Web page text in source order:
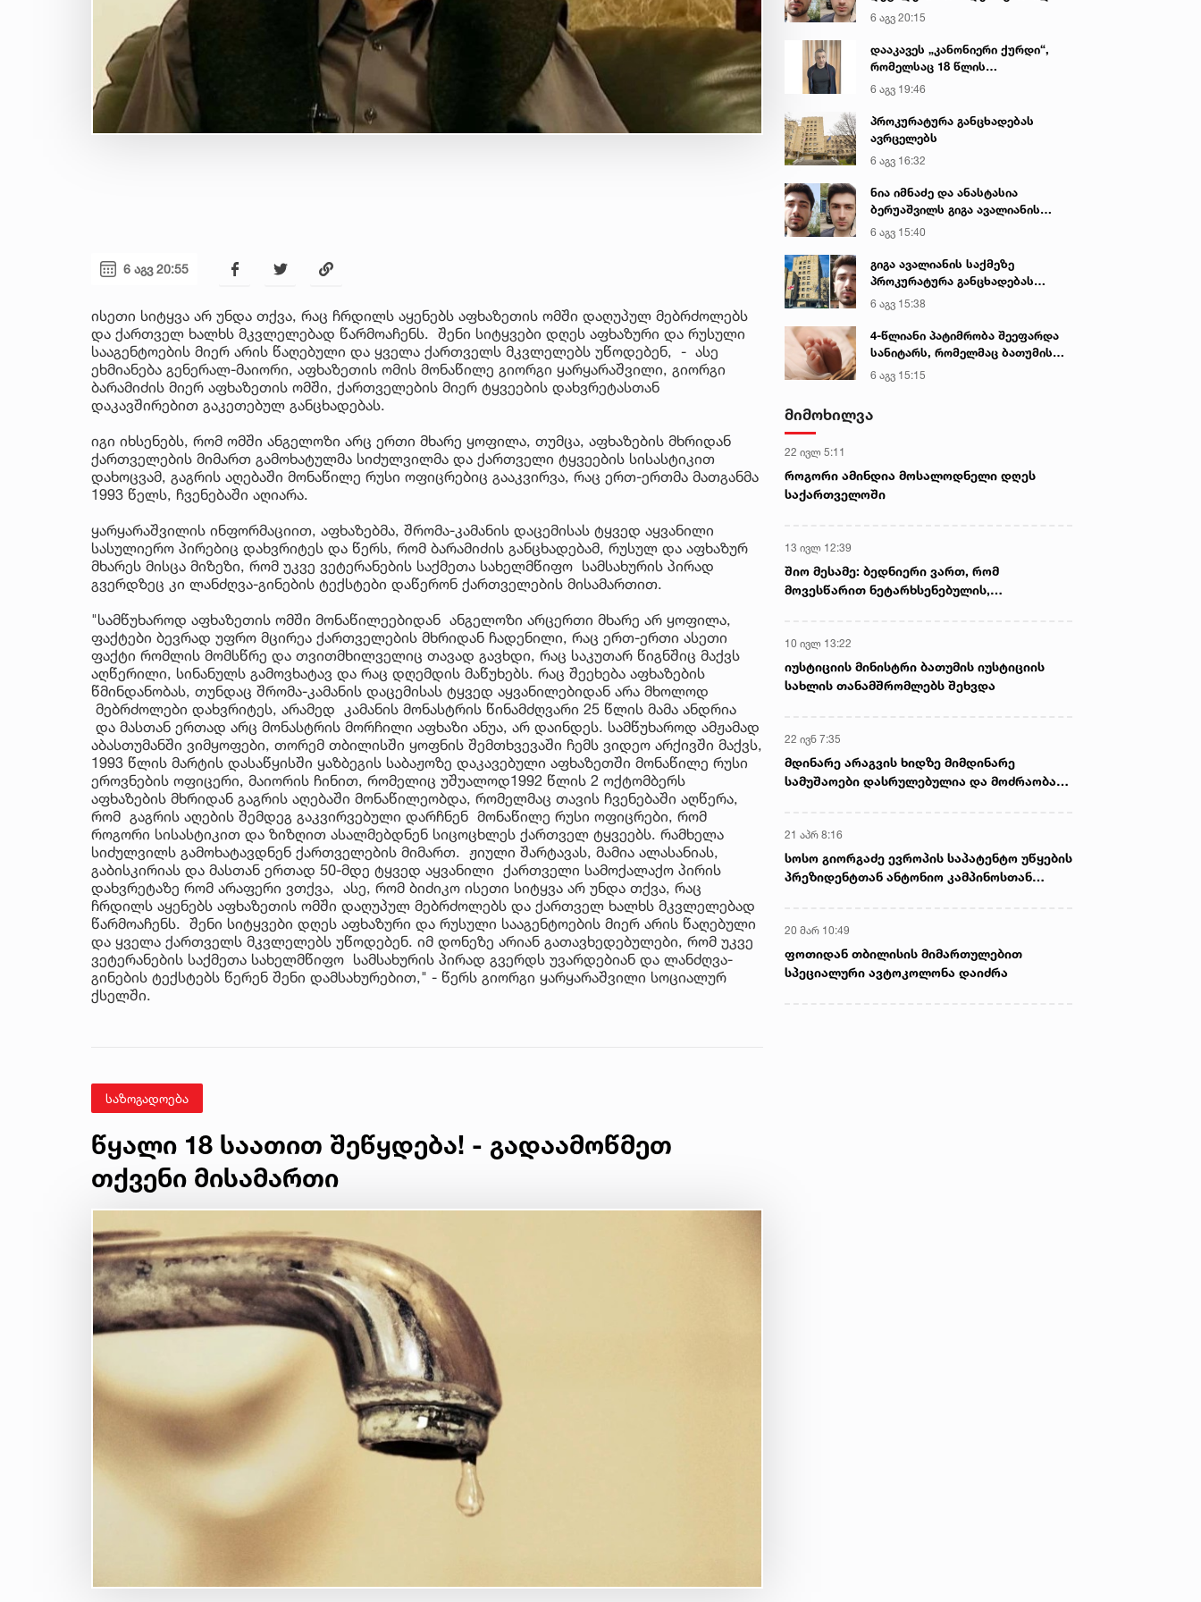
6 აგვ 20:55
ისეთი სიტყვა არ უნდა თქვა, რაც ჩრდილს აყენებს აფხაზეთის ომში დაღუპულ მებრძოლებს
და ქართველ ხალხს მკვლელებად წარმოაჩენს. შენი სიტყვები დღეს აფხაზური და რუსული
სააგენტოების მიერ არის წაღებული და ყველა ქართველს მკვლელებს უწოდებენ, - ასე
ეხმიანება გენერალ-მაიორი, აფხაზეთის ომის მონაწილე გიორგი ყარყარაშვილი, გიორგი
ბარამიძის მიერ აფხაზეთის ომში, ქართველების მიერ ტყვეების დახვრეტასთან
დაკავშირებით გაკეთებულ განცხადებას.
იგი იხსენებს, რომ ომში ანგელოზი არც ერთი მხარე ყოფილა, თუმცა, აფხაზების მხრიდან
ქართველების მიმართ გამოხატულმა სიძულვილმა და ქართველი ტყვეების სისასტიკით
დახოცვამ, გაგრის აღებაში მონაწილე რუსი ოფიცრებიც გააკვირვა, რაც ერთ-ერთმა მათგანმა
1993 წელს, ჩვენებაში აღიარა.
ყარყარაშვილის ინფორმაციით, აფხაზებმა, შრომა-კამანის დაცემისას ტყვედ აყვანილი
სასულიერო პირებიც დახვრიტეს და წერს, რომ ბარამიძის განცხადებამ, რუსულ და აფხაზურ
მხარეს მისცა მიზეზი, რომ უკვე ვეტერანების საქმეთა სახელმწიფო სამსახურის პირად
გვერდზეც კი ლანძღვა-გინების ტექსტები დაწერონ ქართველების მისამართით.
"სამწუხაროდ აფხაზეთის ომში მონაწილეებიდან ანგელოზი არცერთი მხარე არ ყოფილა,
ფაქტები ბევრად უფრო მცირეა ქართველების მხრიდან ჩადენილი, რაც ერთ-ერთი ასეთი
ფაქტი რომლის მომსწრე და თვითმხილველიც თავად გავხდი, რაც საკუთარ წიგნშიც მაქვს
აღწერილი, სინანულს გამოვხატავ და რაც დღემდის მაწუხებს. რაც შეეხება აფხაზების
წმინდანობას, თუნდაც შრომა-კამანის დაცემისას ტყვედ აყვანილებიდან არა მხოლოდ
მებრძოლები დახვრიტეს, არამედ კამანის მონასტრის წინამძღვარი 25 წლის მამა ანდრია
და მასთან ერთად არც მონასტრის მორჩილი აფხაზი ანუა, არ დაინდეს. სამწუხაროდ ამჟამად
აბასთუმანში ვიმყოფები, თორემ თბილისში ყოფნის შემთხვევაში ჩემს ვიდეო არქივში მაქვს,
1993 წლის მარტის დასაწყისში ყაზბეგის საბაჟოზე დაკავებული აფხაზეთში მონაწილე რუსი
ეროვნების ოფიცერი, მაიორის ჩინით, რომელიც უშუალოდ1992 წლის 2 ოქტომბერს
აფხაზების მხრიდან გაგრის აღებაში მონაწილეობდა, რომელმაც თავის ჩვენებაში აღწერა,
რომ გაგრის აღების შემდეგ გაკვირვებული დარჩნენ მონაწილე რუსი ოფიცრები, რომ
როგორი სისასტიკით და ზიზღით ასალმებდნენ სიცოცხლეს ქართველ ტყვეებს. რამხელა
სიძულვილს გამოხატავდნენ ქართველების მიმართ. ჟიული შარტავას, მამია ალასანიას,
გაბისკირიას და მასთან ერთად 50-მდე ტყვედ აყვანილი ქართველი სამოქალაქო პირის
დახვრეტაზე რომ არაფერი ვთქვა, ასე, რომ ბიძიკო ისეთი სიტყვა არ უნდა თქვა, რაც
ჩრდილს აყენებს აფხაზეთის ომში დაღუპულ მებრძოლებს და ქართველ ხალხს მკვლელებად
წარმოაჩენს. შენი სიტყვები დღეს აფხაზური და რუსული სააგენტოების მიერ არის წაღებული
და ყველა ქართველს მკვლელებს უწოდებენ. იმ დონეზე არიან გათავხედებულები, რომ უკვე
ვეტერანების საქმეთა სახელმწიფო სამსახურის პირად გვერდს უვარდებიან და ლანძღვა-
გინების ტექსტებს წერენ შენი დამსახურებით," - წერს გიორგი ყარყარაშვილი სოციალურ
ქსელში.
საზოგადოება
წყალი 18 საათით შეწყდება! - გადაამოწმეთ
თქვენი მისამართი
გიგა ავალიანის მკვლელობაზე
6 აგვ 20:15
დააკავეს „კანონიერი ქურდი“,
რომელსაც 18 წლის
განმავლობაში ეძებდნენ
6 აგვ 19:46
პროკურატურა განცხადებას
ავრცელებს
6 აგვ 16:32
ნია იმნაძე და ანასტასია
ბერუაშვილს გიგა ავალიანის
საქმეზე ბრალი წარედგინათ
6 აგვ 15:40
გიგა ავალიანის საქმეზე
პროკურატურა განცხადებას
ავრცელებს
6 აგვ 15:38
4-წლიანი პატიმრობა შეეფარდა
სანიტარს, რომელმაც ბათუმის
კლინიკის საპირფარეშოში
იმშობიარა და ახალშობილს
მიაყენა
6 აგვ 15:15
მიმოხილვა
22 ივლ 5:11
როგორი ამინდია მოსალოდნელი დღეს
საქართველოში
13 ივლ 12:39
შიო მესამე: ბედნიერი ვართ, რომ
მოვესწარით ნეტარხსენებულის,
10 ივლ 13:22
იუსტიციის მინისტრი ბათუმის იუსტიციის
სახლის თანამშრომლებს შეხვდა
22 ივნ 7:35
მდინარე არაგვის ხიდზე მიმდინარე
სამუშაოები დასრულებულია და მოძრაობა
21 აპრ 8:16
სოსო გიორგაძე ევროპის საპატენტო უწყების
პრეზიდენტთან ანტონიო კამპინოსთან
20 მარ 10:49
ფოთიდან თბილისის მიმართულებით
სპეციალური ავტოკოლონა დაიძრა